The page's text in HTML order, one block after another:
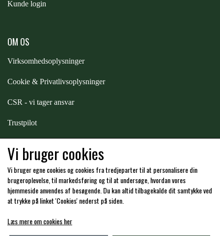
QHP -BRANDS OF Q
PREMIER EQUINE INSEKTBESKYTTELSE
Kunde login
OM OS
Virksomhedsoplysninger
Cookie & Privatlivsoplysninger
CSR - vi tager ansvar
Trustpilot
Hos os kan du betale med:
Vi bruger cookies
Vi bruger egne cookies og cookies fra tredjeparter til at personalisere din
brugeroplevelse, til markedsføring og til at undersøge, hvordan vores
hjemmeside anvendes af besøgende. Du kan altid tilbagekalde dit samtykke ved
at trykke på linket 'Cookies' nederst på siden.
Læs mere om cookies her